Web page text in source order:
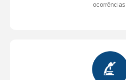
ocorrências.